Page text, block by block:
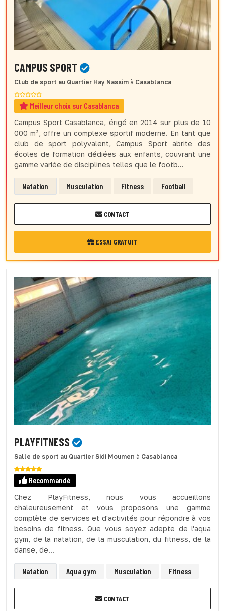
CAMPUS SPORT
Club de sport au Quartier Hay Nassim à Casablanca
Meilleur choix sur Casablanca
Campus Sport Casablanca, érigé en 2014 sur plus de 10
000 m², offre un complexe sportif moderne. En tant que
club de sport polyvalent, Campus Sport abrite des
écoles de formation dédiées aux enfants, couvrant une
gamme variée de disciplines telles que le footb...
Natation Musculation Fitness Football
CONTACT
ESSAI GRATUIT
PLAYFITNESS
Salle de sport au Quartier Sidi Moumen à Casablanca
Recommandé
Chez PlayFitness, nous vous accueillons
chaleureusement et vous proposons une gamme
complète de services et d'activités pour répondre à vos
besoins de fitness. Que vous soyez adepte de l'aqua
gym, de la natation, de la musculation, du fitness, de la
danse, de...
Natation Aqua gym Musculation Fitness
CONTACT